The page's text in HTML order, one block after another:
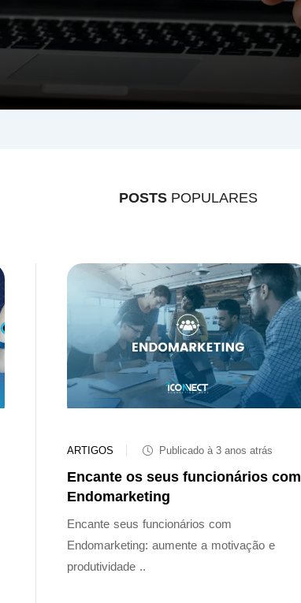
POSTS POPULARES
ARTIGOS Publicado à 3 anos atrás
Encante os seus funcionários com
Endomarketing
Encante seus funcionários com
Endomarketing: aumente a motivação e
produtividade ..